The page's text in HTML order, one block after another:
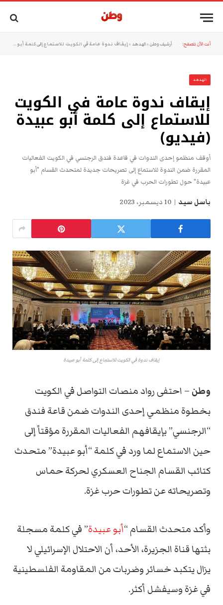
أنت الآن تتصفح: أرشيف وطن »الهدهد »إيقاف ندوة عامة في الكويت للاستماع إلى كلمة أبو عبيدة (فيديو)
الهدهد
إيقاف ندوة عامة في الكويت
للاستماع إلى كلمة أبو عبيدة
(فيديو)
أوقف منظمو إحدى الندوات في قاعدة فندق الرجنسي في الكويت الفعاليات
المقررة ضمن الندوة للاستماع إلى تصريحات جديدة لمتحدث القسام "أبو
عبيدة" حول تطورات الحرب في غزة
باسل سيد 10 ديسمبر، 2023
إيقاف ندوة في الكويت للاستماع إلى كلمة أبو عبيدة
وطن – احتفى رواد منصات التواصل في الكويت
بخطوة منظمي إحدى الندوات ضمن قاعة فندق
“الرجنسي” بإيقافهم الفعاليات المقررة مؤقتاً إلى
حين الاستماع لما ورد في كلمة “أبو عبيدة” متحدث
كتائب القسام الجناح العسكري لحركة حماس
وتصريحاته عن تطورات حرب غزة.
وأكد متحدث القسام “أبو عبيدة” في كلمة مسجلة
بثتها قناة الجزيرة، الأحد، أن الاحتلال الإسرائيلي لا
يزال يتكبد خسائر وضربات من المقاومة الفلسطينية
في غزة وسيفشل أكثر.